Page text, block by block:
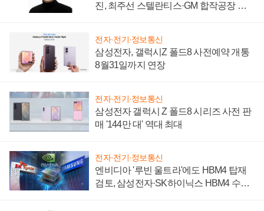
진, 최주선 스텔란티스·GM 합작공장 건
전자·전기·정보통신
삼성전자, 갤럭시Z 폴드8 사전예약 개통
8월31일까지 연장
전자·전기·정보통신
삼성전자 갤럭시 Z 폴드8 시리즈 사전 판
매 '144만 대' 역대 최대
전자·전기·정보통신
엔비디아 '루빈 울트라'에도 HBM4 탑재
검토, 삼성전자·SK하이닉스 HBM4 수율